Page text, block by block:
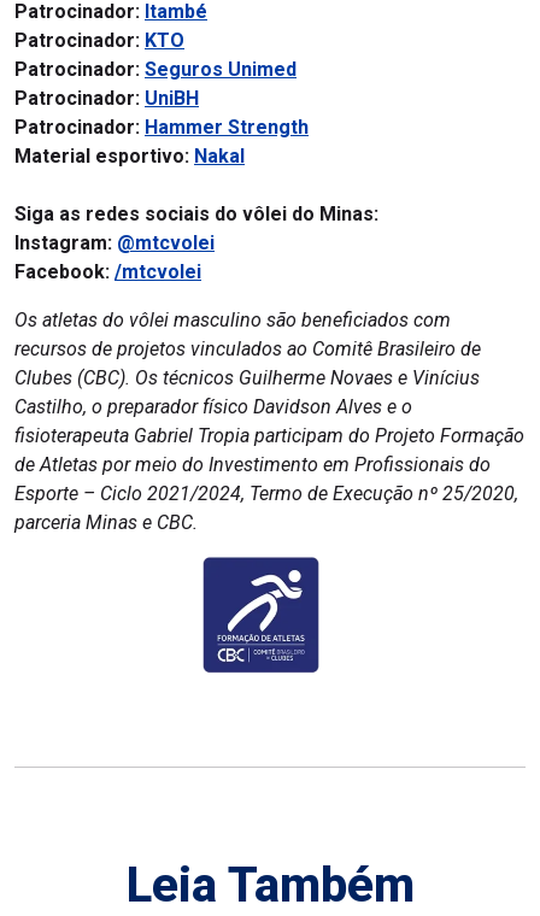
Patrocinador: Itambé
Patrocinador: KTO
Patrocinador: Seguros Unimed
Patrocinador: UniBH
Patrocinador: Hammer Strength
Material esportivo: Nakal
Siga as redes sociais do vôlei do Minas:
Instagram: @mtcvolei
Facebook: /mtcvolei
Os atletas do vôlei masculino são beneficiados com
recursos de projetos vinculados ao Comitê Brasileiro de
Clubes (CBC). Os técnicos Guilherme Novaes e Vinícius
Castilho, o preparador físico Davidson Alves e o
fisioterapeuta Gabriel Tropia participam do Projeto Formação
de Atletas por meio do Investimento em Profissionais do
Esporte – Ciclo 2021/2024, Termo de Execução nº 25/2020,
parceria Minas e CBC.
Leia Também